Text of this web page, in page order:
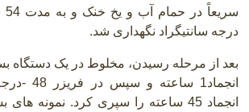
درجه سانتیگراد نگهداری شد.
انجماد1
انجماد 45 ساعته را سپری کرد.